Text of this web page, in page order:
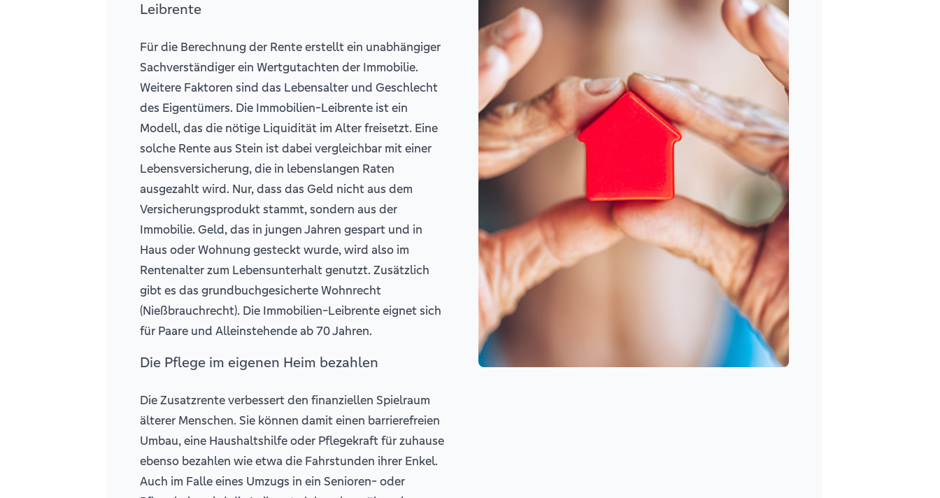
Leibrente
Für die Berechnung der Rente erstellt ein unabhängiger
Sachverständiger ein Wertgutachten der Immobilie.
Weitere Faktoren sind das Lebensalter und Geschlecht
des Eigentümers. Die Immobilien-Leibrente ist ein
Modell, das die nötige Liquidität im Alter freisetzt. Eine
solche Rente aus Stein ist dabei vergleichbar mit einer
Lebensversicherung, die in lebenslangen Raten
ausgezahlt wird. Nur, dass das Geld nicht aus dem
Versicherungsprodukt stammt, sondern aus der
Immobilie. Geld, das in jungen Jahren gespart und in
Haus oder Wohnung gesteckt wurde, wird also im
Rentenalter zum Lebensunterhalt genutzt. Zusätzlich
gibt es das grundbuchgesicherte Wohnrecht
(Nießbrauchrecht). Die Immobilien-Leibrente eignet sich
für Paare und Alleinstehende ab 70 Jahren.
Die Pflege im eigenen Heim bezahlen
Die Zusatzrente verbessert den finanziellen Spielraum
älterer Menschen. Sie können damit einen barrierefreien
Umbau, eine Haushaltshilfe oder Pflegekraft für zuhause
ebenso bezahlen wie etwa die Fahrstunden ihrer Enkel.
Auch im Falle eines Umzugs in ein Senioren- oder